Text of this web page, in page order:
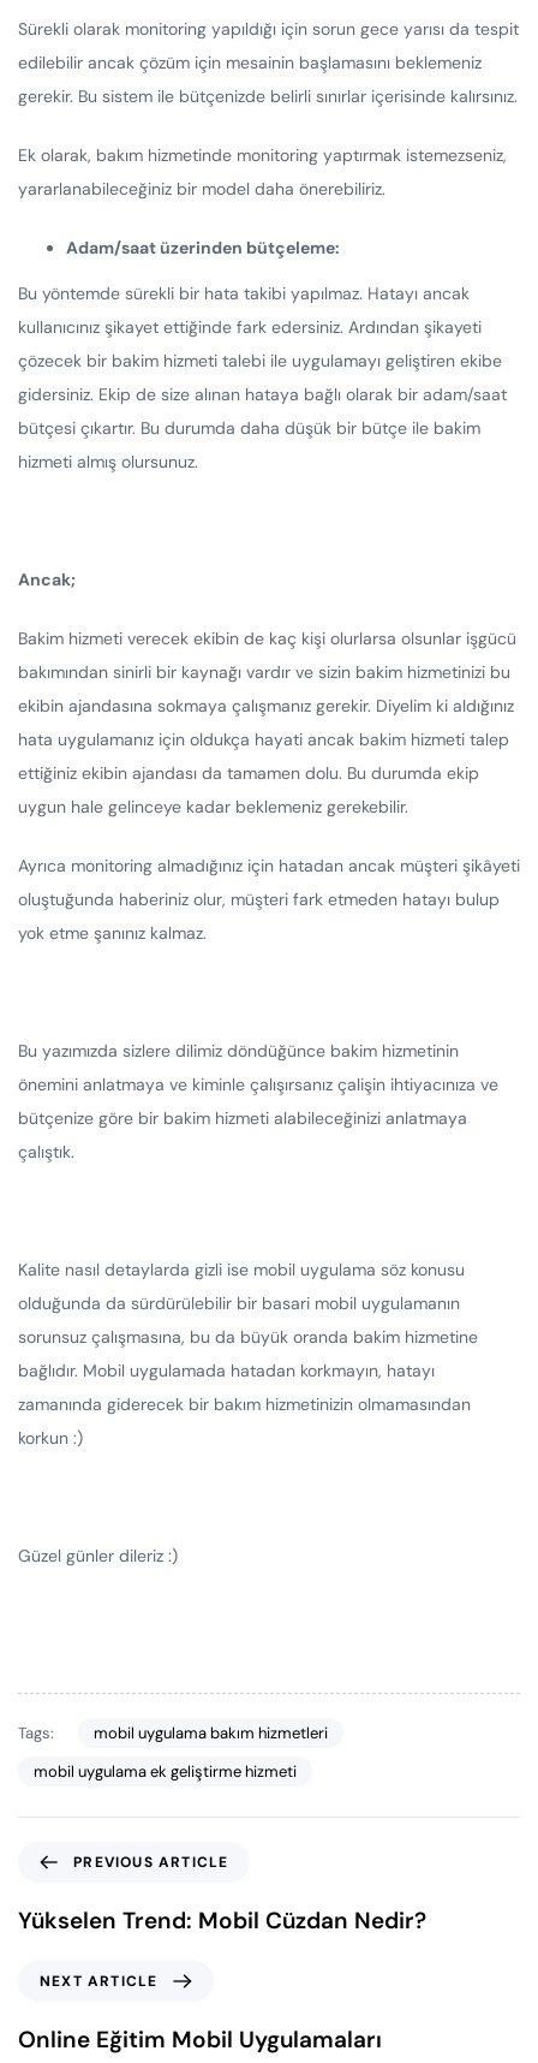
Sürekli olarak monitoring yapıldığı için sorun gece yarısı da tespit
edilebilir ancak çözüm için mesainin başlamasını beklemeniz
gerekir. Bu sistem ile bütçenizde belirli sınırlar içerisinde kalırsınız.
Ek olarak, bakım hizmetinde monitoring yaptırmak istemezseniz,
yararlanabileceğiniz bir model daha önerebiliriz.
Adam/saat üzerinden bütçeleme:
Bu yöntemde sürekli bir hata takibi yapılmaz. Hatayı ancak
kullanıcınız şikayet ettiğinde fark edersiniz. Ardından şikayeti
çözecek bir bakim hizmeti talebi ile uygulamayı geliştiren ekibe
gidersiniz. Ekip de size alınan hataya bağlı olarak bir adam/saat
bütçesi çıkartır. Bu durumda daha düşük bir bütçe ile bakim
hizmeti almış olursunuz.
Ancak;
Bakim hizmeti verecek ekibin de kaç kişi olurlarsa olsunlar işgücü
bakımından sinirli bir kaynağı vardır ve sizin bakim hizmetinizi bu
ekibin ajandasına sokmaya çalışmanız gerekir. Diyelim ki aldığınız
hata uygulamanız için oldukça hayati ancak bakim hizmeti talep
ettiğiniz ekibin ajandası da tamamen dolu. Bu durumda ekip
uygun hale gelinceye kadar beklemeniz gerekebilir.
Ayrıca monitoring almadığınız için hatadan ancak müşteri şikâyeti
oluştuğunda haberiniz olur, müşteri fark etmeden hatayı bulup
yok etme şanınız kalmaz.
Bu yazımızda sizlere dilimiz döndüğünce bakim hizmetinin
önemini anlatmaya ve kiminle çalışırsanız çalişin ihtiyacınıza ve
bütçenize göre bir bakim hizmeti alabileceğinizi anlatmaya
çalıştık.
Kalite nasıl detaylarda gizli ise mobil uygulama söz konusu
olduğunda da sürdürülebilir bir basari mobil uygulamanın
sorunsuz çalışmasına, bu da büyük oranda bakim hizmetine
bağlıdır. Mobil uygulamada hatadan korkmayın, hatayı
zamanında giderecek bir bakım hizmetinizin olmamasından
korkun :)
Güzel günler dileriz :)
Tags:
mobil uygulama bakım hizmetleri
mobil uygulama ek geliştirme hizmeti
PREVIOUS ARTICLE
Yükselen Trend: Mobil Cüzdan Nedir?
NEXT ARTICLE
Online Eğitim Mobil Uygulamaları